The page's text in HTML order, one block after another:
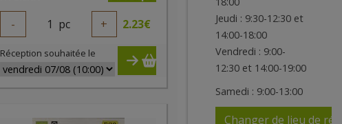
- 1 pc + 2.23€
Réception souhaitée le
Jeudi : 9:30-12:30 et
14:00-18:00
Vendredi : 9:00-
12:30 et 14:00-19:00
Samedi : 9:00-13:00
Changer de lieu de